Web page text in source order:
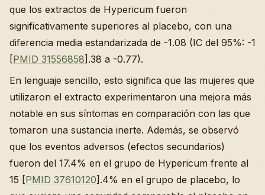
que los extractos de Hypericum fueron
significativamente superiores al placebo, con una
diferencia media estandarizada de -1.08 (IC del 95%: -1
[PMID 31556858].38 a -0.77).
En lenguaje sencillo, esto significa que las mujeres que
utilizaron el extracto experimentaron una mejora más
notable en sus síntomas en comparación con las que
tomaron una sustancia inerte. Además, se observó
que los eventos adversos (efectos secundarios)
fueron del 17.4% en el grupo de Hypericum frente al
15 [PMID 37610120].4% en el grupo de placebo, lo